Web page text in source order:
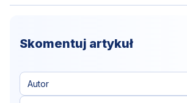
Skomentuj artykuł